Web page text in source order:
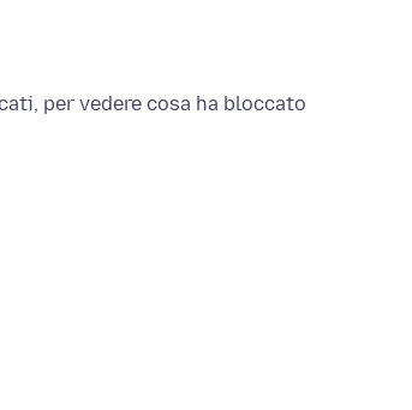
per vedere cosa ha bloccato